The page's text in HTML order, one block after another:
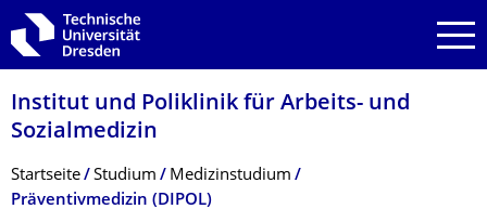
Zur Hauptnavigation springen
Zur Suche springen
Zum Inhalt springen
Institut und Poliklinik für Arbeits- und
Sozialmedizin
Breadcrumb-Menü
Startseite Studium
Medizinstudium
Präventivmedizin (DIPOL)